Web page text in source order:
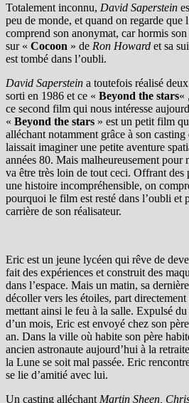
Totalement inconnu, David Saperstein
peu de monde, et quand on regarde que
comprend son anonymat, car hormis
sur « Cocoon » de Ron Howard et sa
est tombé dans l’oubli.
David Saperstein a toutefois réalisé
sorti en 1986 et ce « Beyond the stars«
ce second film qui nous intéresse
« Beyond the stars » est un petit film
alléchant notamment grâce à son
laissait imaginer une petite aventure
années 80. Mais malheureusement pour
va être très loin de tout ceci. Offrant des
une histoire incompréhensible, on
pourquoi le film est resté dans l’oubli et
carrière de son réalisateur.
Eric est un jeune lycéen qui rêve de
fait des expériences et construit des
dans l’espace. Mais un matin, sa
décoller vers les étoiles, part directement
mettant ainsi le feu à la salle. Expulsé
d’un mois, Eric est envoyé chez son
an. Dans la ville où habite son père
ancien astronaute aujourd’hui à la
la Lune se soit mal passée. Eric
se lie d’amitié avec lui.
Un casting alléchant Martin Sheen,